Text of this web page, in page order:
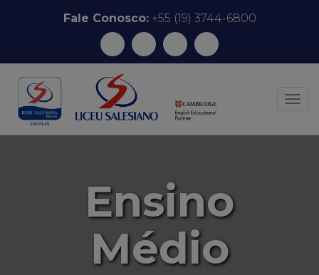
Pular para o conteúdo
Fale Conosco:+55 (19) 3744-6800
Ensino
Médio